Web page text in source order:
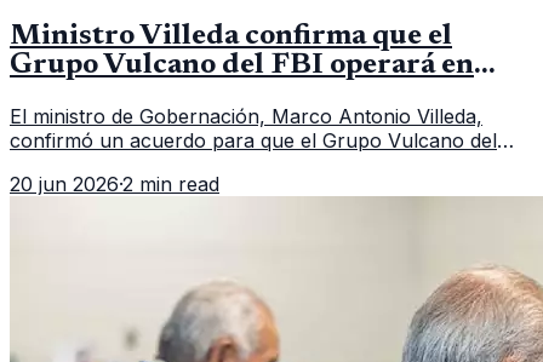
Ministro Villeda confirma que el
Grupo Vulcano del FBI operará en
El ministro de Gobernación, Marco Antonio Villeda,
confirmó un acuerdo para que el Grupo Vulcano del
fallido con la administración anterior del Ministerio
20 jun 2026·2 min read